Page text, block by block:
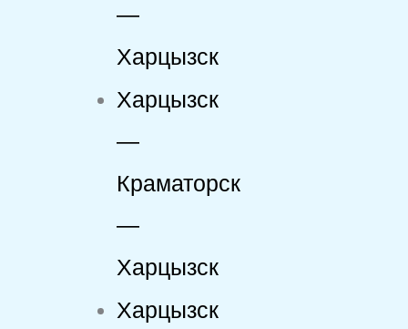
—
Харцызск
Харцызск
—
Краматорск
—
Харцызск
Харцызск